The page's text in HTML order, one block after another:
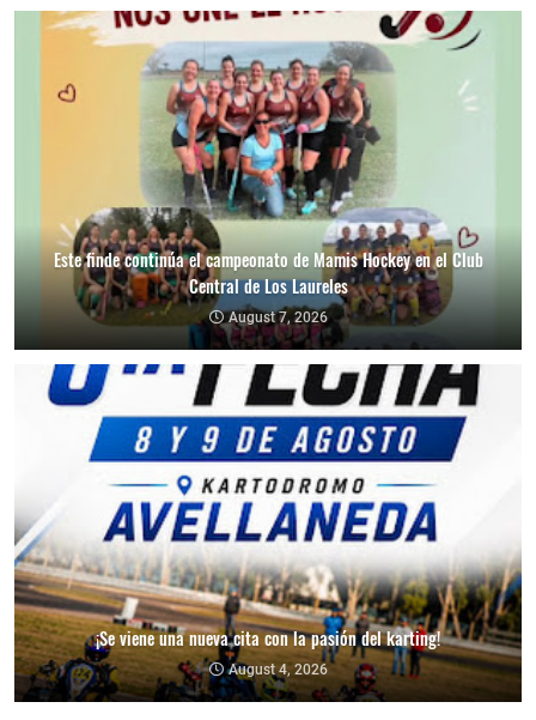
Este finde continúa el campeonato de Mamis Hockey en el Club
Central de Los Laureles
August 7, 2026
¡Se viene una nueva cita con la pasión del karting!
August 4, 2026